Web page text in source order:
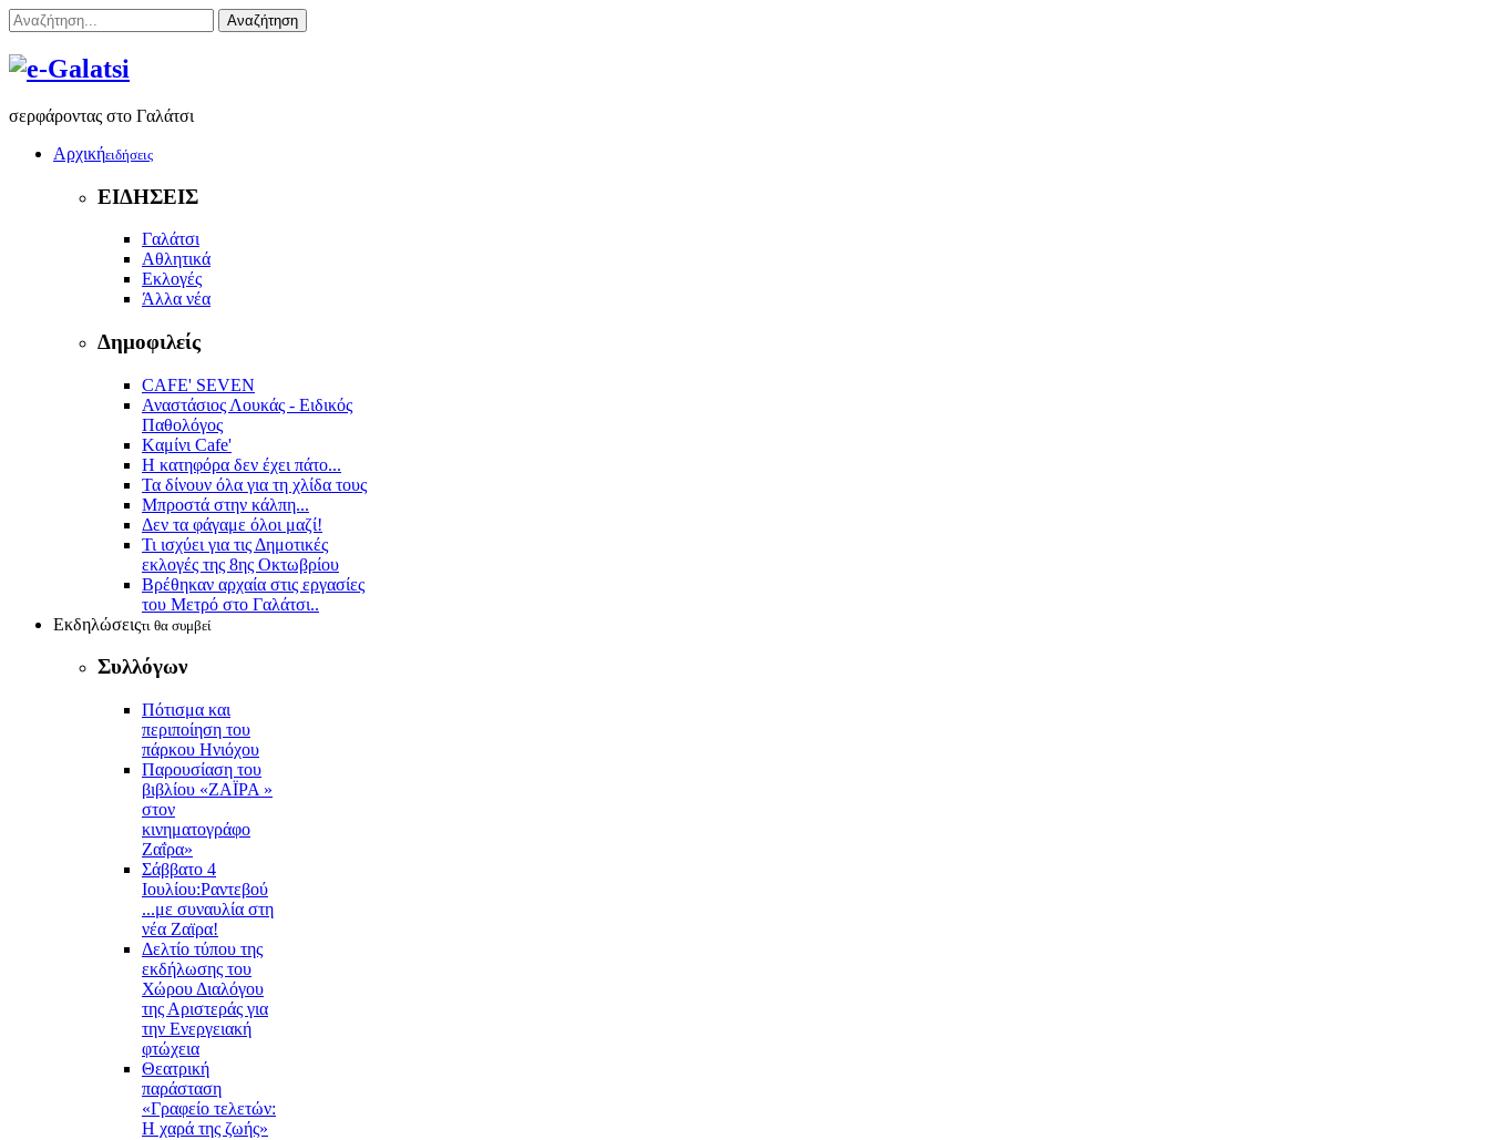
Αναζήτηση
σερφάροντας στο Γαλάτσι
Αρχικήειδήσεις
ΕΙΔΗΣΕΙΣ
Γαλάτσι
Αθλητικά
Εκλογές
Άλλα νέα
Δημοφιλείς
CAFE' SEVEN
Αναστάσιος Λουκάς - Ειδικός
Παθολόγος
Kαμίνι Cafe'
Η κατηφόρα δεν έχει πάτο...
Τα δίνουν όλα για τη χλίδα τους
Μπροστά στην κάλπη...
Δεν τα φάγαμε όλοι μαζί!
Τι ισχύει για τις Δημοτικές
εκλογές της 8ης Οκτωβρίου
Βρέθηκαν αρχαία στις εργασίες
του Μετρό στο Γαλάτσι..
Εκδηλώσειςτι θα συμβεί
Συλλόγων
Πότισμα και
περιποίηση του
πάρκου Ηνιόχου
Παρουσίαση του
βιβλίου «ΖΑΪΡΑ »
στον
κινηματογράφο
Ζαΐρα»
Σάββατο 4
Ιουλίου:Ραντεβού
...με συναυλία στη
νέα Ζαϊρα!
Δελτίο τύπου της
εκδήλωσης του
Χώρου Διαλόγου
της Αριστεράς για
την Ενεργειακή
φτώχεια
Θεατρική
παράσταση
«Γραφείο τελετών:
Η χαρά της ζωής»